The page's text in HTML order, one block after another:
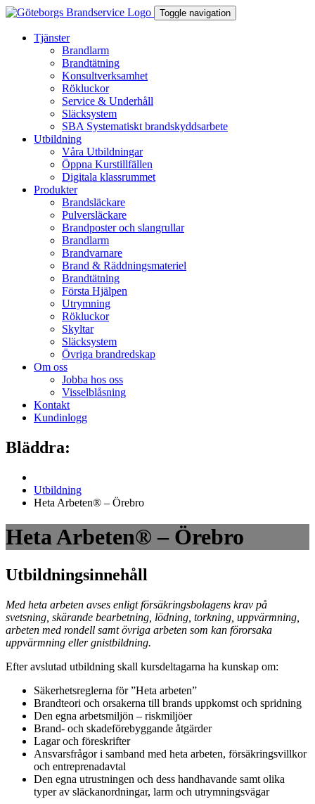
Toggle navigation
Tjänster
Brandlarm
Brandtätning
Konsultverksamhet
Rökluckor
Service & Underhåll
Släcksystem
SBA Systematiskt brandskyddsarbete
Utbildning
Våra Utbildningar
Öppna Kurstillfällen
Digitala klassrummet
Produkter
Brandsläckare
Pulversläckare
Brandposter och slangrullar
Brandlarm
Brandvarnare
Brand & Räddningsmateriel
Brandtätning
Första Hjälpen
Utrymning
Rökluckor
Skyltar
Släcksystem
Övriga brandredskap
Om oss
Jobba hos oss
Visselblåsning
Kontakt
Kundinlogg
Bläddra:
Utbildning
Heta Arbeten® – Örebro
Heta Arbeten® – Örebro
Utbildningsinnehåll
Med heta arbeten avses enligt försäkringsbolagens krav på
svetsning, skärande bearbetning, lödning, torkning, uppvärmning,
arbeten med rondell samt övriga arbeten som kan förorsaka
uppvärmning eller gnistbildning.
Efter avslutad utbildning skall kursdeltagarna ha kunskap om:
Säkerhetsreglerna för ”Heta arbeten”
Brandteori och orsakerna till brands uppkomst och spridning
Den egna arbetsmiljön – riskmiljöer
Brand- och skadeförebyggande åtgärder
Lagar och föreskrifter
Ansvarsfrågor i samband med heta arbeten, försäkringsvillkor
och entreprenadavtal
Den egna utrustningen och dess handhavande samt olika
typer av släckanordningar, larm och utrymningsvägar